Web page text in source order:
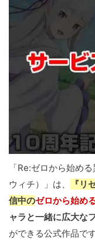
「Re:ゼロから始め
ウィチ）」は、
『リ
信中のゼロから始め
ャラと一緒に広大な
ができる公式作品で